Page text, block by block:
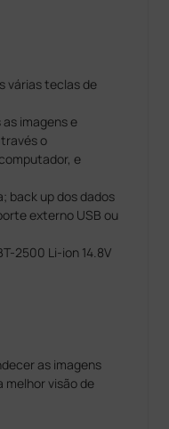
várias teclas de
imagens e
o
e
back up dos dados
externo USB ou
as imagens
melhor visão de